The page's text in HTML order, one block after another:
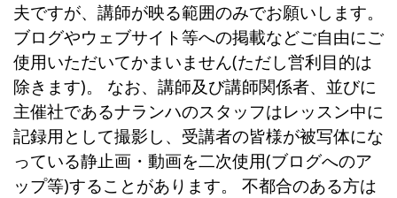
夫ですが、講師が映る範囲のみでお願いします。
ブログやウェブサイト等への掲載などご自由にご
使用いただいてかまいません(ただし営利目的は
除きます)。 なお、講師及び講師関係者、並びに
主催社であるナランハのスタッフはレッスン中に
記録用として撮影し、受講者の皆様が被写体にな
っている静止画・動画を二次使用(ブログへのア
ップ等)することがあります。 不都合のある方は